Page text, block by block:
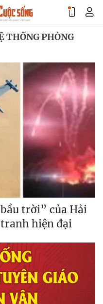
THỐNG PHÒNG
trời” của Hải
hiện đại